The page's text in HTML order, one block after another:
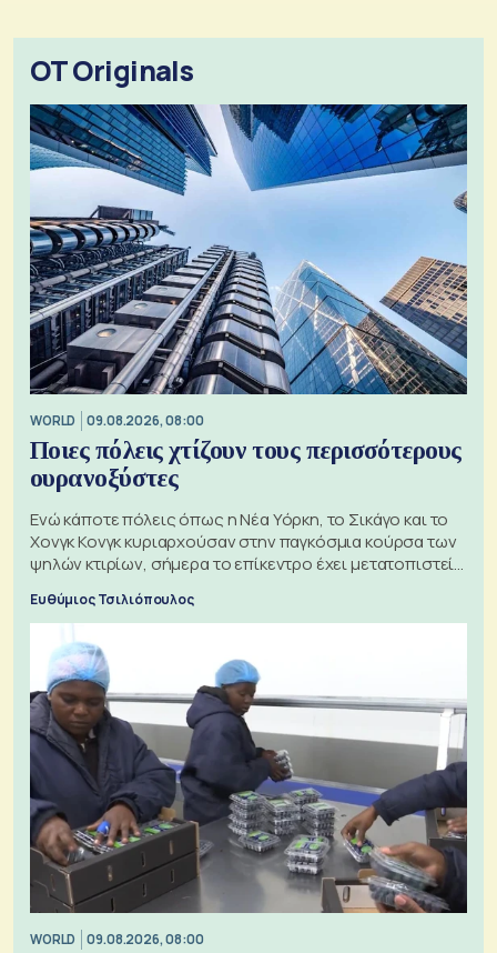
OT Originals
WORLD 09.08.2026, 08:00
Ποιες πόλεις χτίζουν τους περισσότερους
ουρανοξύστες
Ενώ κάποτε πόλεις όπως η Νέα Υόρκη, το Σικάγο και το
Χονγκ Κονγκ κυριαρχούσαν στην παγκόσμια κούρσα των
ψηλών κτιρίων, σήμερα το επίκεντρο έχει μετατοπιστεί
Ευθύμιος Τσιλιόπουλος
WORLD 09.08.2026, 08:00